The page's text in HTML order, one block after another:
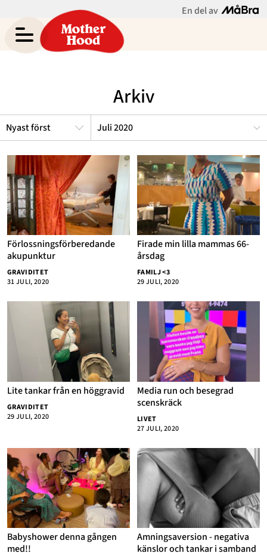
En del av
Skolbarn
Tonåringar
Mammaliv
Bloggar
Om Oss
Nyhetsbrev
Annonsera
Om Cookies
Kontakta Oss
Hantera Preferenser
Asabea Brittons blogg
Hem
Om Asabea
Kategorier
Kontakt
Arkiv
Juli 2020
Förlossningsförberedande
akupunktur
GRAVIDITET
31 JULI, 2020
Firade min lilla mammas 66-
årsdag
FAMILJ <3
29 JULI, 2020
Lite tankar från en höggravid
GRAVIDITET
29 JULI, 2020
Media run och besegrad
scenskräck
LIVET
27 JULI, 2020
Babyshower denna gången
med!!
Amningsaversion - negativa
känslor och tankar i samband